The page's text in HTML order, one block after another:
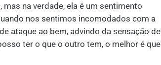
na verdade, ela é um sentimento
nos sentimos incomodados com a
ataque ao bem, advindo da sensação de
ter o que o outro tem, o melhor é que